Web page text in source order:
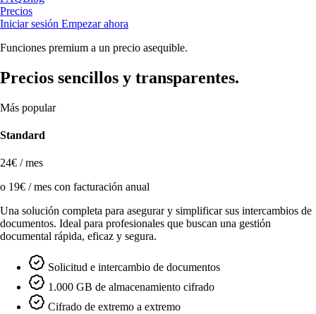
Precios
Iniciar sesión Empezar ahora
Funciones premium a un precio asequible.
Precios sencillos y transparentes.
Más popular
Standard
24€ / mes
o 19€ / mes con facturación anual
Una solución completa para asegurar y simplificar sus intercambios de
documentos. Ideal para profesionales que buscan una gestión
documental rápida, eficaz y segura.
Solicitud e intercambio de documentos
1.000 GB de almacenamiento cifrado
Cifrado de extremo a extremo